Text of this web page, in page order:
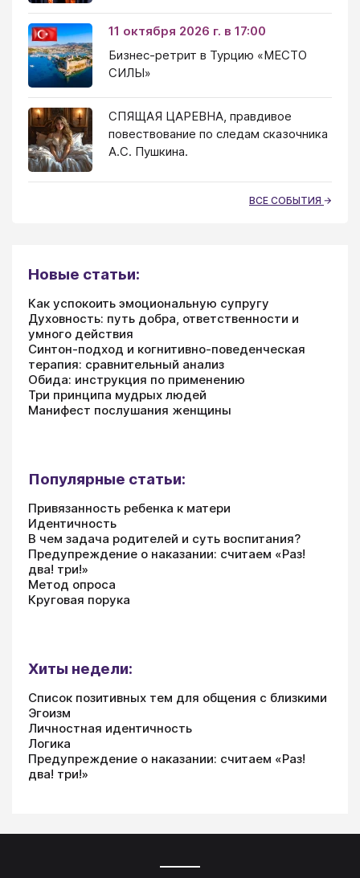
11 октября 2026 г. в 17:00
Бизнес-ретрит в Турцию «МЕСТО
СИЛЫ»
СПЯЩАЯ ЦАРЕВНА, правдивое
повествование по следам сказочника
А.С. Пушкина.
ВСЕ СОБЫТИЯ
Новые статьи:
Как успокоить эмоциональную супругу
Духовность: путь добра, ответственности и
умного действия
Синтон-подход и когнитивно-поведенческая
терапия: сравнительный анализ
Обида: инструкция по применению
Три принципа мудрых людей
Манифест послушания женщины
Популярные статьи:
Привязанность ребенка к матери
Идентичность
В чем задача родителей и суть воспитания?
Предупреждение о наказании: считаем «Раз!
два! три!»
Метод опроса
Круговая порука
Хиты недели:
Список позитивных тем для общения с близкими
Эгоизм
Личностная идентичность
Логика
Предупреждение о наказании: считаем «Раз!
два! три!»